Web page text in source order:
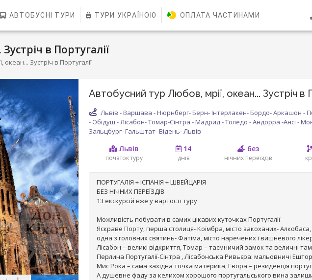
АВТОБУСНІ ТУРИ ТУРИ УКРАЇНОЮ ОПЛАТА ЧАСТИНАМИ
в Португалії
океан... Зустріч в Португалії
Автобусний тур Любов, мрії, океан... Зустріч в
Львів - Варшава - Нюрнберг- Берн- Інтерлакен- Бордо- Аркашон -
- Обідуш - Лісабон- Томар-Сінтра - Мадрид - Толедо - Андорра -Ансі -
Зальцбург- Гальштат- Відень- Львів
Львів
початок туру
14
днів
без
нічних переїздів
ПОРТУГАЛІЯ + ІСПАНІЯ + ШВЕЙЦАРІЯ
БЕЗ НІЧНИХ ПЕРЕЇЗДІВ
13 екскурсій вже у вартості туру
Можливість побувати в самих цікавих куточках Португалії
Яскраве Порту, перша столиця- Коїмбра, місто закоханих-
одна з головних святинь- Фатіма, місто наречених і вишневого
Лісабон – великі відкриття, Томар – таємничий замок та величні
Перлина Португалії-Сінтра , Лісабонська Ривьєра: мальовничі
Мис Рока – сама західна точка материка, Евора – резиденція
А душевне фаду за келихом хорошого португальського вина